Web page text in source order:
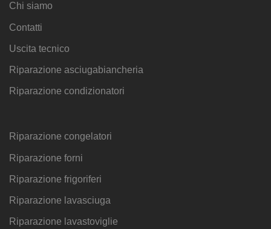
Chi siamo
Contatti
Uscita tecnico
Riparazione asciugabiancheria
Riparazione condizionatori
Riparazione congelatori
Riparazione forni
Riparazione frigoriferi
Riparazione lavasciuga
Riparazione lavastoviglie